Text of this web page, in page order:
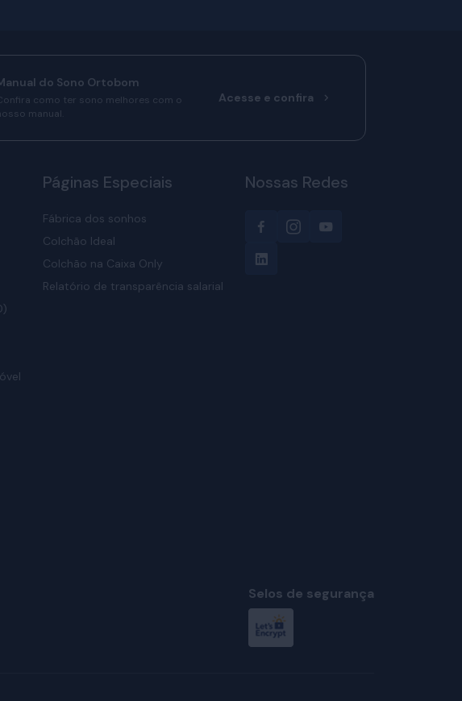
do Sono Ortobom
como ter sono melhores com o
manual.
Acesse e confira
Páginas Especiais
Fábrica dos sonhos
Colchão Ideal
Colchão na Caixa Only
Relatório de transparência salarial
Nossas Redes
Selos de segurança